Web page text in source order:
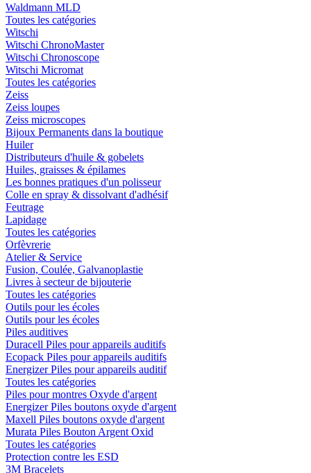
Waldmann MLD
Toutes les catégories
Witschi
Witschi ChronoMaster
Witschi Chronoscope
Witschi Micromat
Toutes les catégories
Zeiss
Zeiss loupes
Zeiss microscopes
Bijoux Permanents dans la boutique
Huiler
Distributeurs d'huile & gobelets
Huiles, graisses & épilames
Les bonnes pratiques d'un polisseur
Colle en spray & dissolvant d'adhésif
Feutrage
Lapidage
Toutes les catégories
Orfèvrerie
Atelier & Service
Fusion, Coulée, Galvanoplastie
Livres à secteur de bijouterie
Toutes les catégories
Outils pour les écoles
Outils pour les écoles
Piles auditives
Duracell Piles pour appareils auditifs
Ecopack Piles pour appareils auditifs
Energizer Piles pour appareils auditif
Toutes les catégories
Piles pour montres Oxyde d'argent
Energizer Piles boutons oxyde d'argent
Maxell Piles boutons oxyde d'argent
Murata Piles Bouton Argent Oxid
Toutes les catégories
Protection contre les ESD
3M Bracelets